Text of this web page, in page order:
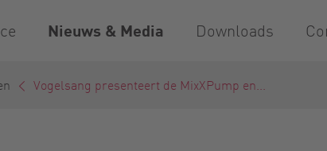
Nieuws & Media Downloads
Vogelsang presenteert de MixXPump en...